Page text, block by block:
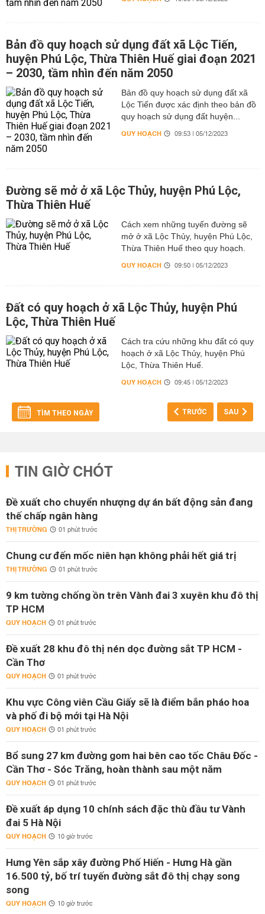
Bản đồ quy hoạch sử dụng đất xã Lộc Tiến,
huyện Phú Lộc, Thừa Thiên Huế giai đoạn 2021
– 2030, tầm nhìn đến năm 2050
Bản đồ quy hoạch sử dụng đất xã
Lộc Tiến được xác định theo bản đồ
quy hoạch sử dụng đất huyện...
QUY HOẠCH 09:53 | 05/12/2023
Đường sẽ mở ở xã Lộc Thủy, huyện Phú Lộc,
Thừa Thiên Huế
Cách xem những tuyến đường sẽ
mở ở xã Lộc Thủy, huyện Phú Lộc,
Thừa Thiên Huế theo quy hoạch.
QUY HOẠCH 09:50 | 05/12/2023
Đất có quy hoạch ở xã Lộc Thủy, huyện Phú
Lộc, Thừa Thiên Huế
Cách tra cứu những khu đất có quy
hoạch ở xã Lộc Thủy, huyện Phú
Lộc, Thừa Thiên Huế.
QUY HOẠCH 09:45 | 05/12/2023
TÌM THEO NGÀY TRƯỚC SAU
TIN GIỜ CHÓT
Đề xuất cho chuyển nhượng dự án bất động sản đang
thế chấp ngân hàng
THỊ TRƯỜNG 01 phút trước
Chung cư đến mốc niên hạn không phải hết giá trị
THỊ TRƯỜNG 01 phút trước
9 km tường chống ồn trên Vành đai 3 xuyên khu đô thị
TP HCM
QUY HOẠCH 01 phút trước
Đề xuất 28 khu đô thị nén dọc đường sắt TP HCM -
Cần Thơ
QUY HOẠCH 01 phút trước
Khu vực Công viên Cầu Giấy sẽ là điểm bắn pháo hoa
và phố đi bộ mới tại Hà Nội
QUY HOẠCH 01 phút trước
Bổ sung 27 km đường gom hai bên cao tốc Châu Đốc -
Cần Thơ - Sóc Trăng, hoàn thành sau một năm
QUY HOẠCH 01 phút trước
Đề xuất áp dụng 10 chính sách đặc thù đầu tư Vành
đai 5 Hà Nội
QUY HOẠCH 10 giờ trước
Hưng Yên sắp xây đường Phố Hiến - Hưng Hà gần
16.500 tỷ, bố trí tuyến đường sắt đô thị chạy song
song
QUY HOẠCH 10 giờ trước